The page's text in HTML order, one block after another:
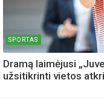
SPORTAS
Dramą laimėjusi
užsitikrinti vietos